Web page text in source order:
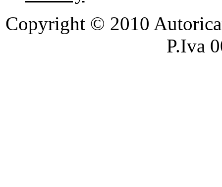
Copyright © 2010
P.Iva